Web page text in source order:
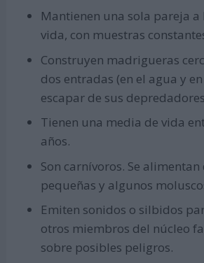
Mantienen una sola pareja a
vida, con muestras
Construyen madrigueras
dos entradas (en el agua y
escapar de sus
Tienen una media de vida
años.
Son carnívoros. Se alimentan
pequeñas y algunos
Emiten sonidos o silbidos
otros miembros del núcleo
sobre posibles peligros.